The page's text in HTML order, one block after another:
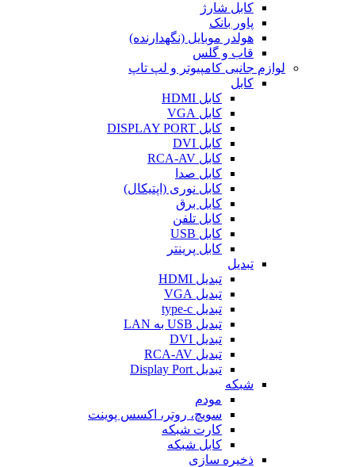
کابل شارژ
پاور بانک
هولدر موبایل (نگهدارنده)
قاب و گلس
لوازم جانبی کامپیوتر و لپ تاپ
کابل
کابل HDMI
کابل VGA
کابل DISPLAY PORT
کابل DVI
کابل RCA-AV
کابل صدا
کابل نوری (اپتیکال)
کابل برق
کابل تلفن
کابل USB
کابل پرینتر
تبدیل
تبدیل HDMI
تبدیل VGA
تبدیل type-c
تبدیل USB به LAN
تبدیل DVI
تبدیل RCA-AV
تبدیل Display Port
شبکه
مودم
سویچ، روتر، اکسس پوینت
کارت شبکه
کابل شبکه
ذخیره سازی